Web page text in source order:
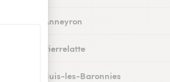
Fleuristes à Anneyron
Fleuristes à Pierrelatte
Fleuristes à Buis-les-Baronnies